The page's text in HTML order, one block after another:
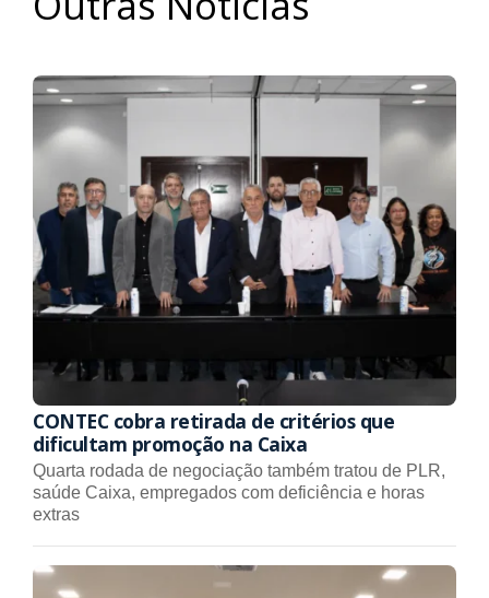
CONTEC cobra retirada de critérios que
dificultam promoção na Caixa
Quarta rodada de negociação também tratou de PLR,
saúde Caixa, empregados com deficiência e horas
extras